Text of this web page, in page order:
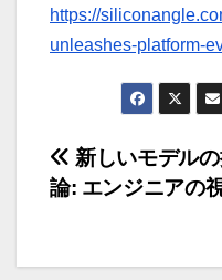
https://
unleashes-platform-
投
稿
ナ
新しいモデル
論: エンジニアの